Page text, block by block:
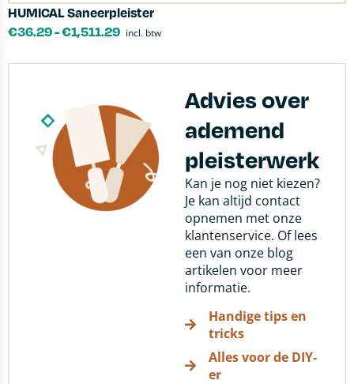
HUMICAL Saneerpleister
€36.29-€1,511.29 incl. btw
Advies over
ademend
pleisterwerk
Kan je nog niet kiezen?
Je kan altijd contact
opnemen met onze
klantenservice. Of lees
een van onze blog
artikelen voor meer
informatie.
Handige tips en
tricks
Alles voor de DIY-
er